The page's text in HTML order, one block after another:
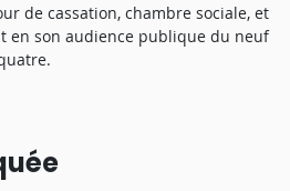
de cassation, chambre sociale, et
en son audience publique du neuf